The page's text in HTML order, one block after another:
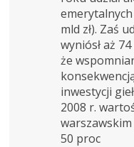
emerytalnych
mld zł). Zaś
wyniósł aż
że
inwestycji
2008 r.
warszawskim
50 proc